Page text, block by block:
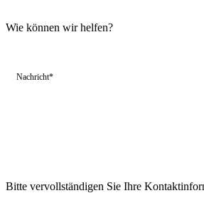
Wie können wir helfen?
Nachricht*
Bitte vervollständigen Sie Ihre